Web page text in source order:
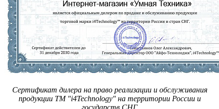
Сертификат дилера на право реализации и обслуживания
продукции ТМ "i4Technology" на территории России и
государств СНГ